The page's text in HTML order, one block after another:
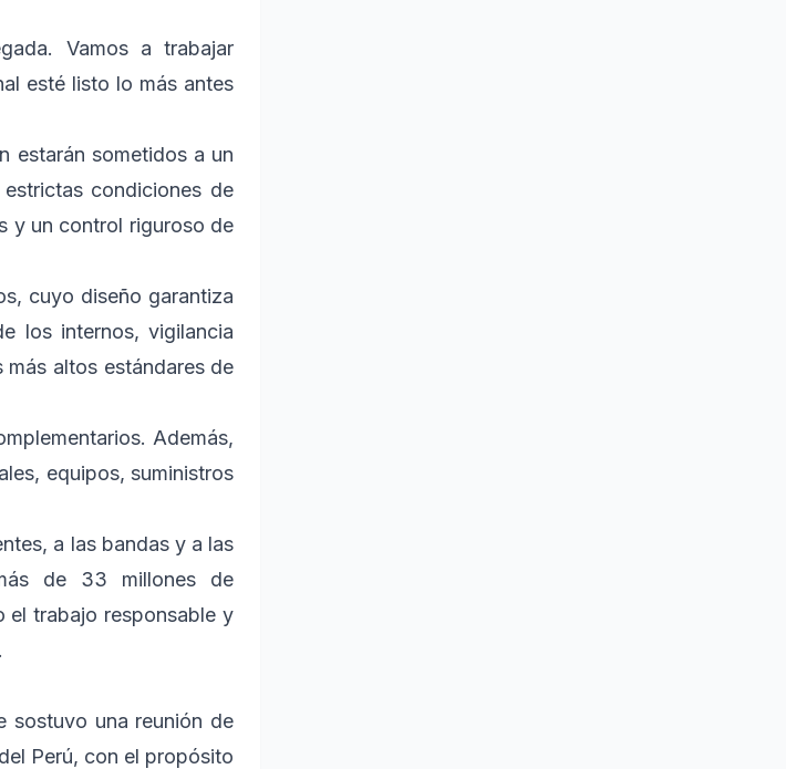
Vamos a trabajar
esté listo lo más antes
estarán sometidos a un
condiciones de
y un control riguroso de
cuyo diseño garantiza
los internos, vigilancia
altos estándares de
Además,
equipos, suministros
a las bandas y a las
de 33 millones de
el trabajo responsable y
sostuvo una reunión de
Perú, con el propósito